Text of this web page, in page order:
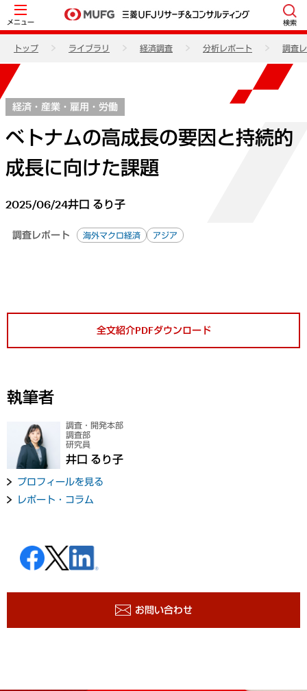
メニュー 検索
トップ ライブラリ 経済調査 分析レポート 調査
経済・産業・雇用・労働
ベトナムの高成長の要因と持続的
成長に向けた課題
2025/06/24井口 るり子
調査レポート 海外マクロ経済 アジア
全文紹介PDFダウンロード
執筆者
調査・開発本部
調査部
研究員
井口 るり子
プロフィールを見る
レポート・コラム
お問い合わせ